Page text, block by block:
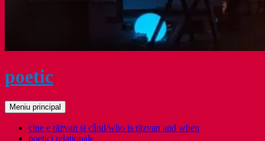
poetic
Caută
Meniu principal
cine e răzvan și când/who is răzvan and when
poetici relaţionale